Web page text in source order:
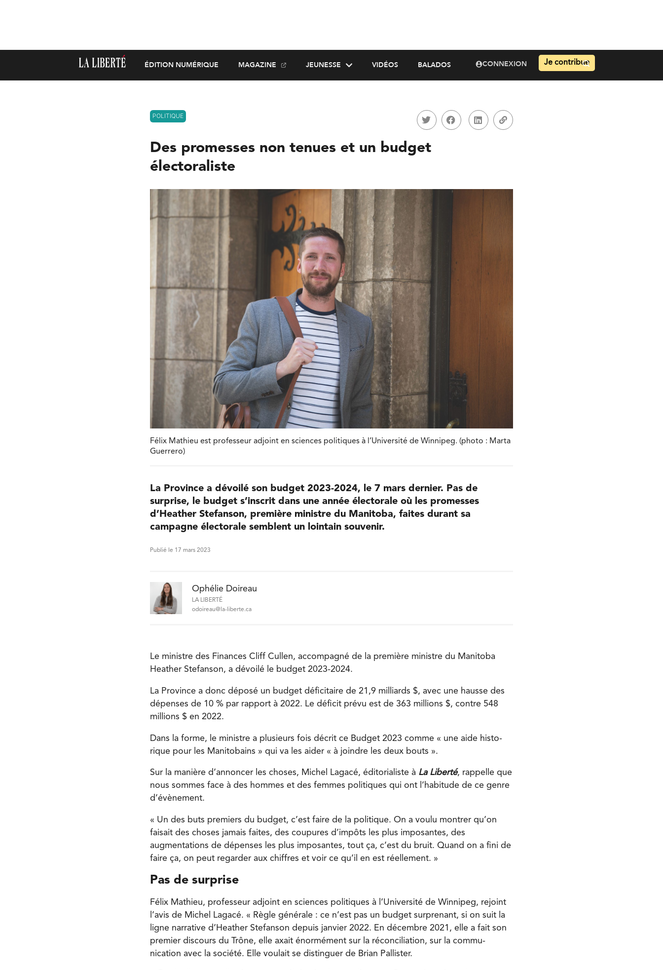
ÉDITION NUMÉRIQUE MAGAZINE JEUNESSE VIDÉOS BALADOS CONNEXION Je contribue
POLITIQUE
Des promesses non tenues et un budget
électoraliste
Félix Mathieu est professeur adjoint en sciences politiques à l’Université de Winnipeg. (photo : Marta
Guerrero)
La Province a dévoilé son budget 2023-2024, le 7 mars dernier. Pas de
surprise, le budget s’inscrit dans une année électorale où les promesses
d’Heather Stefanson, première ministre du Manitoba, faites durant sa
campagne électorale semblent un lointain souvenir.
Publié le 17 mars 2023
Ophélie Doireau
LA LIBERTÉ
odoireau@la-liberte.ca
Le ministre des Finances Cliff Cullen, accompagné de la première ministre du Manitoba
Heather Stefanson, a dévoilé le budget 2023-2024.
La Province a donc déposé un budget déficitaire de 21,9 milliards $, avec une hausse des
dépenses de 10 % par rapport à 2022. Le déficit prévu est de 363 millions $, contre 548
millions $ en 2022.
Dans la forme, le ministre a plusieurs fois décrit ce Budget 2023 comme « une aide histo-
rique pour les Manitobains » qui va les aider « à joindre les deux bouts ».
Sur la manière d’annoncer les choses, Michel Lagacé, éditorialiste à La Liberté, rappelle que
nous sommes face à des hommes et des femmes politiques qui ont l’habitude de ce genre
d’évènement.
« Un des buts premiers du budget, c’est faire de la politique. On a voulu montrer qu’on
faisait des choses jamais faites, des coupures d’impôts les plus imposantes, des
augmentations de dépenses les plus imposantes, tout ça, c’est du bruit. Quand on a fini de
faire ça, on peut regarder aux chiffres et voir ce qu’il en est réellement. »
Pas de surprise
Félix Mathieu, professeur adjoint en sciences politiques à l’Université de Winnipeg, rejoint
l’avis de Michel Lagacé. « Règle générale : ce n’est pas un budget surprenant, si on suit la
ligne narrative d’Heather Stefanson depuis janvier 2022. En décembre 2021, elle a fait son
premier discours du Trône, elle axait énormément sur la réconciliation, sur la commu-
nication avec la société. Elle voulait se distinguer de Brian Pallister.